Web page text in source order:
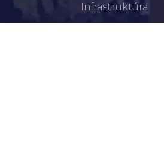
Infrastruktúra